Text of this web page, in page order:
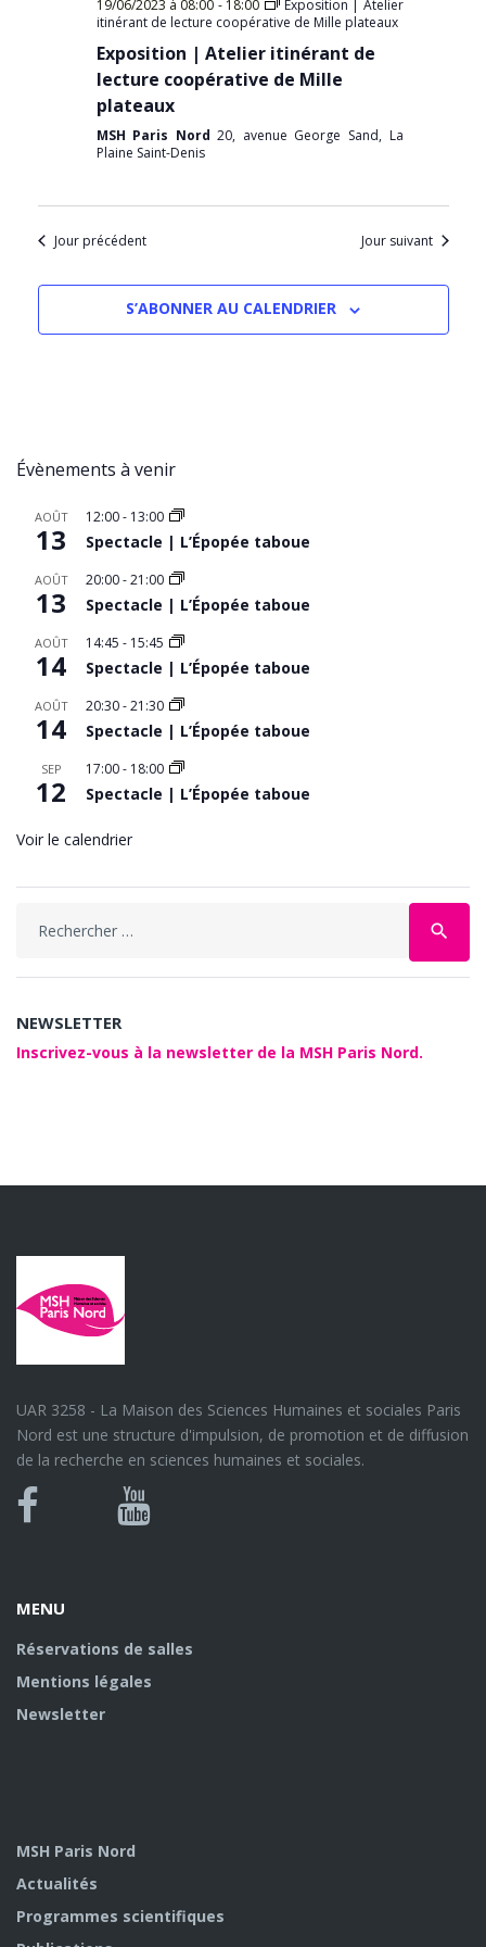
19/06/2023 à 08:00 - 18:00
Exposition | Atelier
itinérant de lecture coopérative de Mille plateaux
Exposition | Atelier itinérant de
lecture coopérative de Mille
plateaux
MSH Paris Nord20, avenue George Sand, La
Plaine Saint-Denis
Jour précédent Jour suivant
S’ABONNER AU CALENDRIER
Évènements à venir
AOÛT
13
12:00- 13:00
Spectacle | L’Épopée taboue
AOÛT
13
20:00-21:00
Spectacle | L’Épopée taboue
AOÛT
14
14:45 - 15:45
Spectacle | L’Épopée taboue
AOÛT
14
20:30-21:30
Spectacle | L’Épopée taboue
SEP
12
17:00- 18:00
Spectacle | L’Épopée taboue
Voir le calendrier
search
NEWSLETTER
Inscrivez-vous à la newsletter de la MSH Paris Nord.
UAR 3258 - La Maison des Sciences Humaines et sociales Paris
Nord est une structure d'impulsion, de promotion et de diffusion
de la recherche en sciences humaines et sociales.
Bluesky
Canal
MENU
Réservations de salles
Mentions légales
Newsletter
MSH Paris Nord
Actualités
Programmes scientifiques